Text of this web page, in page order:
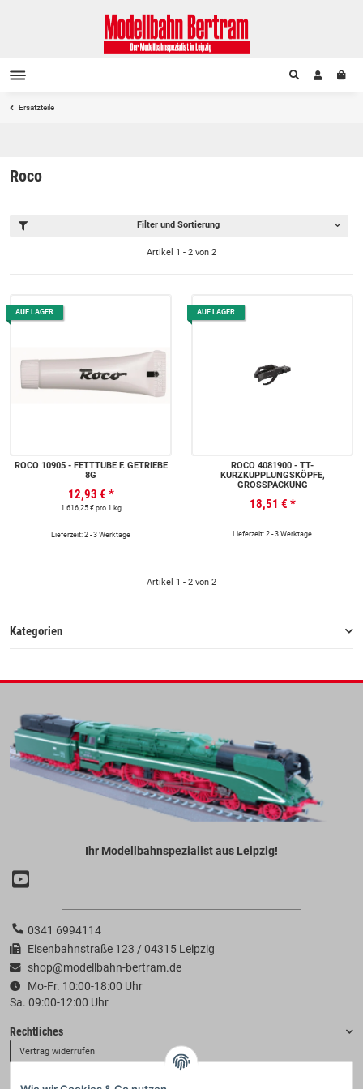
Ersatzteile
Roco
Filter und Sortierung
Artikel 1 - 2 von 2
AUF LAGER
ROCO 10905 - FETTTUBE F. GETRIEBE
8G
12,93 € *
1.616,25 € pro 1 kg
Lieferzeit: 2 - 3 Werktage
AUF LAGER
ROCO 4081900 - TT-
KURZKUPPLUNGSKÖPFE,
GROSSPACKUNG
18,51 € *
Lieferzeit: 2 - 3 Werktage
Artikel 1 - 2 von 2
Kategorien
Ihr Modellbahnspezialist aus Leipzig!
0341 6994114
Eisenbahnstraße 123 / 04315 Leipzig
shop@modellbahn-bertram.de
Mo-Fr. 10:00-18:00 Uhr
Sa. 09:00-12:00 Uhr
Rechtliches
Vertrag widerrufen